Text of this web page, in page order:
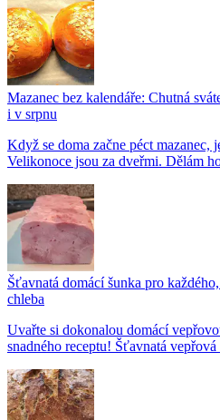
Mazanec bez kalendáře: Chutná
i v srpnu
Když se doma začne péct mazanec,
Velikonoce jsou za dveřmi. Dělám
Šťavnatá domácí šunka pro
chleba
Uvařte si dokonalou domácí
snadného receptu! Šťavnatá vepřová